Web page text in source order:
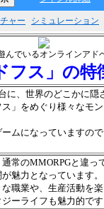
ャー シミュレーション
んでいるオンラインアド
フス」の特
に、世界のどこかに
」をめぐり様々なモ
ムになっていますの
常のMMORPGと違
魅力となっています。
職業や、生産活動を
ーライフも魅力的で